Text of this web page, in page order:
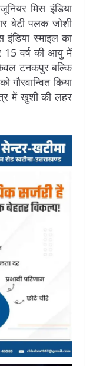
मिस इंडिया
बेटी पलक जोशी
इंडिया स्माइल का
15 वर्ष की आयु में
टनकपुर बल्कि
किया
में खुशी की लहर